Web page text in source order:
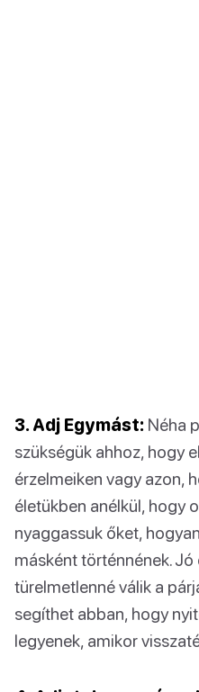
3. Adj Egymást: Néha
szükségük ahhoz, hogy
érzelmeiken vagy azon,
életükben anélkül, hogy
nyaggassuk őket,
másként történnének.
türelmetlenné válik a
segíthet abban, hogy
legyenek, amikor